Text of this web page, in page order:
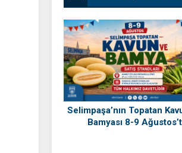
Selimpaşa’nın Topatan
Bamyası 8-9